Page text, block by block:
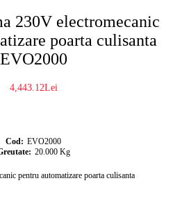
230V electromecanic
poarta culisanta
EVO2000
4,443.12Lei
Cod: EVO2000
20.000 Kg
pentru automatizare poarta culisanta